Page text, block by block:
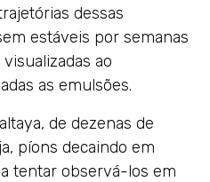
dessas
estáveis por semanas
ao
as emulsões.
de dezenas de
píons decaindo em
tentar observá-los em